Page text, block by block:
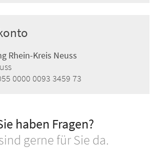
Rhein-Kreis Neuss
0000 0093 3459 73
haben Fragen?
gerne für Sie da.